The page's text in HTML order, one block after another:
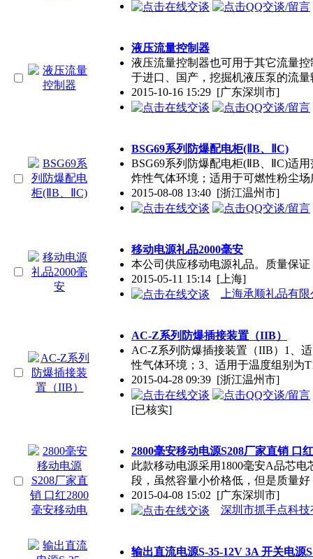
液压流量控制器
液压流量控制器也可用于其它流量
于进口、国产，挖掘机液压泵的流量
2015-10-16 15:29 [广东深圳市]
BSG69系列防爆配电柜(ⅡB、ⅡC)
BSG69系列防爆配电柜(ⅡB、ⅡC)适
炸性气体环境；适用于可燃性粉尘场
2015-08-08 13:40 [浙江温州市]
移动电源礼品2000毫安
本公司供应移动电源礼品。质量保
2015-05-11 15:14 [上海]
上海承顺礼品有限
AC-Z系列防爆插接装置（IIB）
AC-Z系列防爆插接装置（IIB）1、
性气体环境；3、适用于温度组别为
2015-04-28 09:39 [浙江温州市]
[已核实]
2800毫安移动电源S208厂家直销 口
此款移动电源采用1800毫安A品芯
段，虽然容量小价格低，但是质量好
2015-04-08 15:02 [广东深圳市]
深圳市抓手点科技
输出直流电源S-35-12V 3A 开关电源